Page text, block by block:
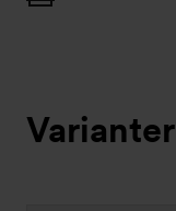
Varianter